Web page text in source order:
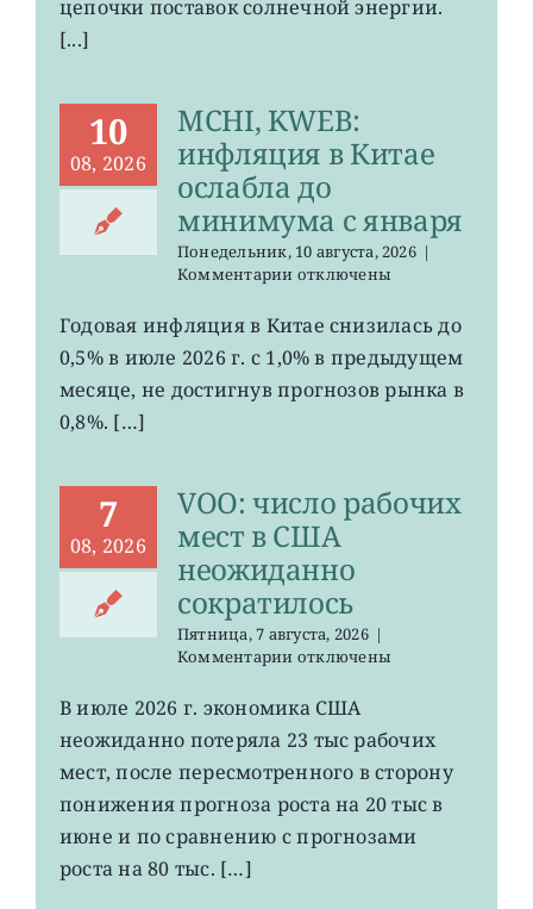
цепочки поставок солнечной энергии.
[...]
10
08, 2026
MCHI, KWEB:
инфляция в Китае
ослабла до
минимума с января
Понедельник, 10 августа, 2026 |
Комментариик
MCHI,
KWEB:
инфляция
в
Китае
с
января
отключены
Годовая инфляция в Китае снизилась до
0,5% в июле 2026 г. с 1,0% в предыдущем
месяце, не достигнув прогнозов рынка в
0,8%. […]
7
08, 2026
VOO: число рабочих
мест в США
неожиданно
сократилось
Пятница, 7 августа, 2026 |
Комментариик
VOO:
рабочих
мест
США
неожиданно
отключены
В июле 2026 г. экономика США
неожиданно потеряла 23 тыс рабочих
мест, после пересмотренного в сторону
понижения прогноза роста на 20 тыс в
июне и по сравнению с прогнозами
роста на 80 тыс. […]